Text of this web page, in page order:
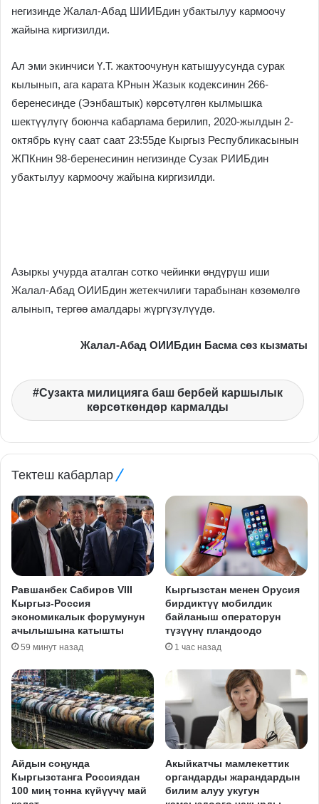
негизинде Жалал-Абад ШИИБдин убактылуу кармоочу
жайына киргизилди.
Ал эми экинчиси Ү.Т. жактоочунун катышуусунда сурак
кылынып, ага карата КРнын Жазык кодексинин 266-
беренесинде (Ээнбаштык) көрсөтүлгөн кылмышка
шектүүлүгү боюнча кабарлама берилип, 2020-жылдын 2-
октябрь күнү саат саат 23:55де Кыргыз Республикасынын
ЖПКнин 98-беренесинин негизинде Сузак РИИБдин
убактылуу кармоочу жайына киргизилди.
Азыркы учурда аталган сотко чейинки өндүрүш иши
Жалал-Абад ОИИБдин жетекчилиги тарабынан көзөмөлгө
алынып, тергөө амалдары жүргүзүлүүдө.
Жалал-Абад ОИИБдин Басма сөз кызматы
Сузакта милицияга баш бербей каршылык
көрсөткөндөр кармалды
Тектеш кабарлар
Равшанбек Сабиров VIII
Кыргыз-Россия
экономикалык форумунун
ачылышына катышты
59 минут назад
Кыргызстан менен Орусия
бирдиктүү мобилдик
байланыш операторун
түзүүнү пландоодо
1 час назад
Айдын соңунда
Кыргызстанга Россиядан
100 миң тонна күйүүчү май
Акыйкатчы мамлекеттик
органдарды жарандардын
билим алуу укугун